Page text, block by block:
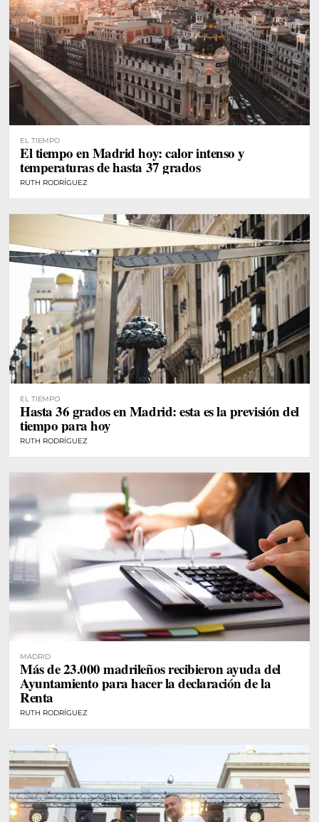
EL TIEMPO
El tiempo en Madrid hoy: calor intenso y
temperaturas de hasta 37 grados
RUTH RODRÍGUEZ
EL TIEMPO
Hasta 36 grados en Madrid: esta es la previsión del
tiempo para hoy
RUTH RODRÍGUEZ
MADRID
Más de 23.000 madrileños recibieron ayuda del
Ayuntamiento para hacer la declaración de la
Renta
RUTH RODRÍGUEZ